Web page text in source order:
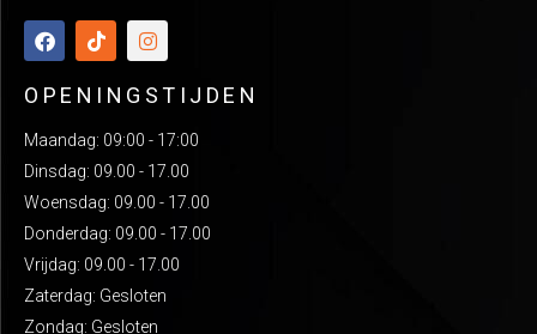
OPENINGSTIJDEN
Maandag: 09:00 - 17:00
Dinsdag: 09.00 - 17.00
Woensdag: 09.00 - 17.00
Donderdag: 09.00 - 17.00
Vrijdag: 09.00 - 17.00
Zaterdag: Gesloten
Zondag: Gesloten